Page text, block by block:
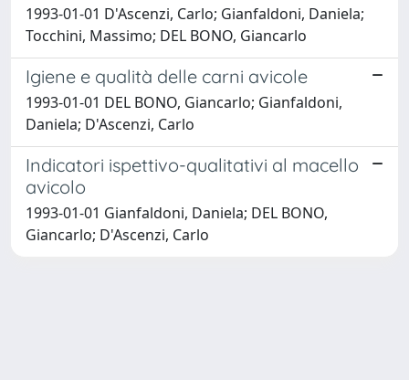
1993-01-01 D'Ascenzi, Carlo; Gianfaldoni, Daniela;
Tocchini, Massimo; DEL BONO, Giancarlo
Igiene e qualità delle carni avicole
1993-01-01 DEL BONO, Giancarlo; Gianfaldoni,
Daniela; D'Ascenzi, Carlo
Indicatori ispettivo-qualitativi al macello
avicolo
1993-01-01 Gianfaldoni, Daniela; DEL BONO,
Giancarlo; D'Ascenzi, Carlo